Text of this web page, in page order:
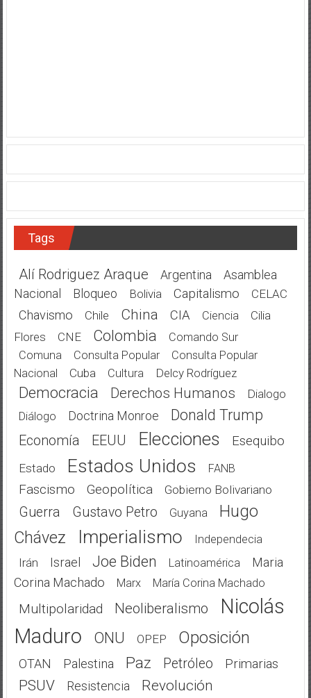
Tags
Alí Rodriguez Araque Argentina
Asamblea
Nacional
Bloqueo Bolivia Capitalismo CELAC
Chavismo Chile China CIA Ciencia
Cilia
Flores
CNE Colombia
Comando Sur
Comuna
Consulta Popular
Consulta Popular
Nacional
Cuba Cultura Delcy Rodríguez
Democracia Derechos Humanos Dialogo
Diálogo Doctrina Monroe Donald Trump
Economía EEUU Elecciones Esequibo
Estado Estados Unidos FANB
Fascismo Geopolítica Gobierno Bolivariano
Guerra Gustavo Petro Guyana
Hugo
Chávez
Imperialismo Independecia
Irán Israel Joe Biden Latinoamérica
Maria
Corina Machado
Marx María Corina Machado
Multipolaridad Neoliberalismo
Nicolás
Maduro
ONU OPEP Oposición
OTAN Palestina Paz Petróleo Primarias
PSUV Resistencia Revolución